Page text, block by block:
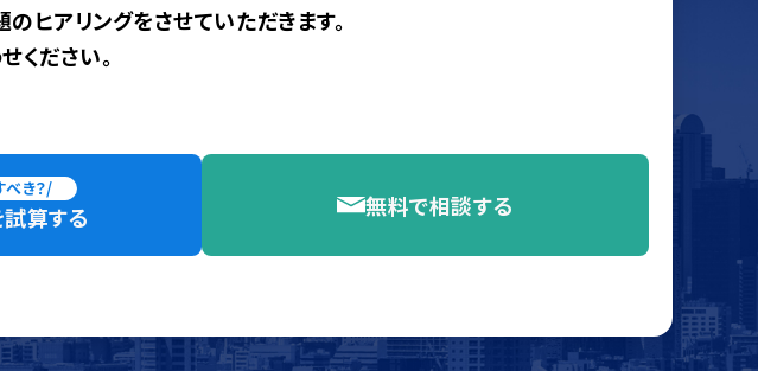
ヒアリングをさせていただきます。
ください。
き？/
算する 無料で相談する